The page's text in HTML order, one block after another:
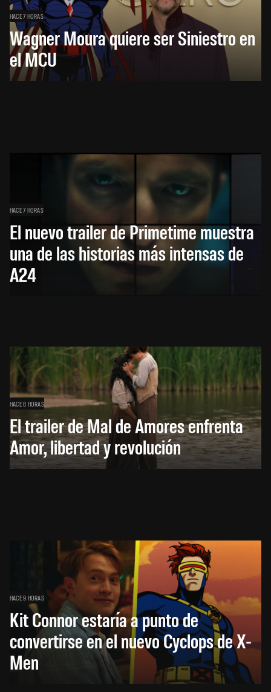
HACE 7 HORAS
Wagner Moura quiere ser Siniestro en
el MCU
HACE 7 HORAS
El nuevo trailer de Primetime muestra
una de las historias más intensas de
A24
HACE 8 HORAS
El trailer de Mal de Amores enfrenta
Amor, libertad y revolución
HACE 9 HORAS
Kit Connor estaría a punto de
convertirse en el nuevo Cyclops de X-
Men